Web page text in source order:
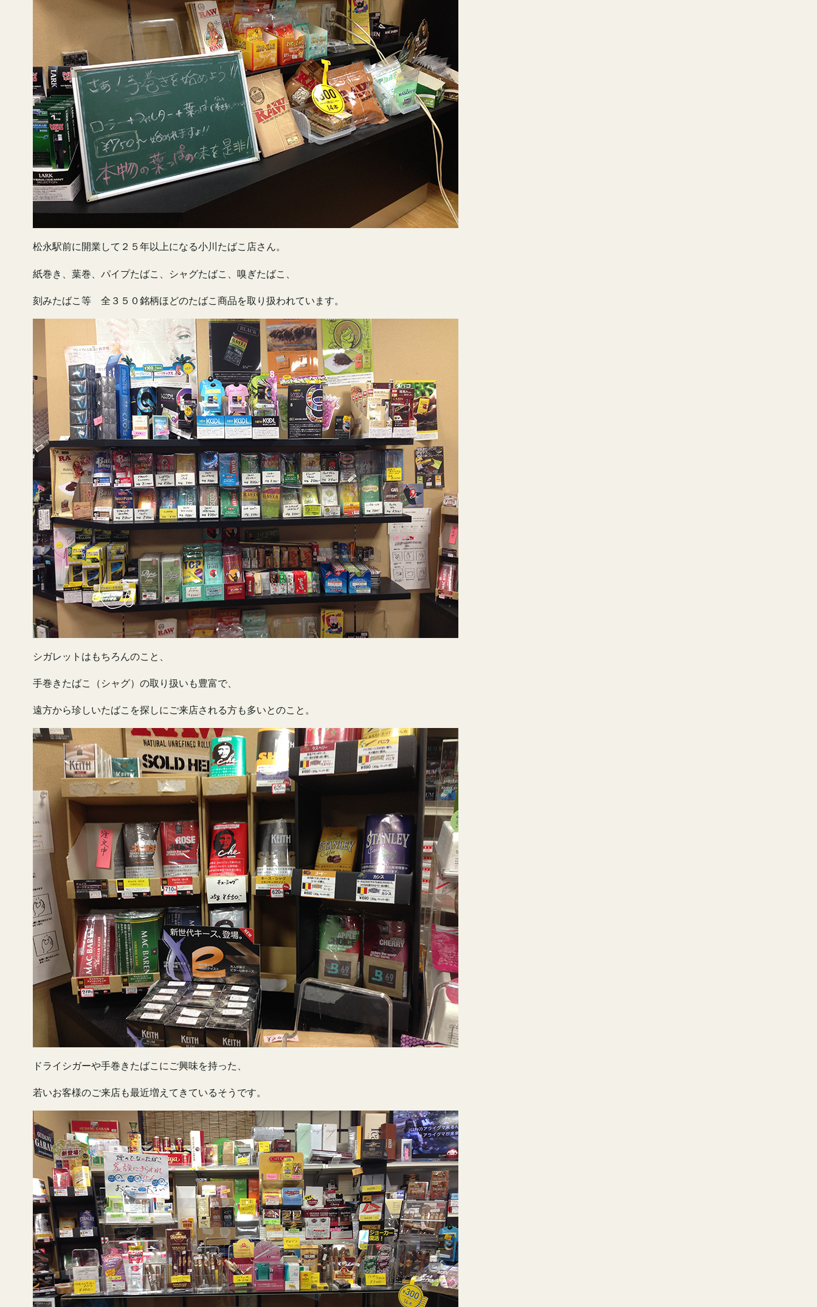
松永駅前に開業して２５年以上になる小川たばこ店さん。
紙巻き、葉巻、パイプたばこ、シャグたばこ、嗅ぎたばこ、
刻みたばこ等 全３５０銘柄ほどのたばこ商品を取り扱われています。
シガレットはもちろんのこと、
手巻きたばこ（シャグ）の取り扱いも豊富で、
遠方から珍しいたばこを探しにご来店される方も多いとのこと。
ドライシガーや手巻きたばこにご興味を持った、
若いお客様のご来店も最近増えてきているそうです。